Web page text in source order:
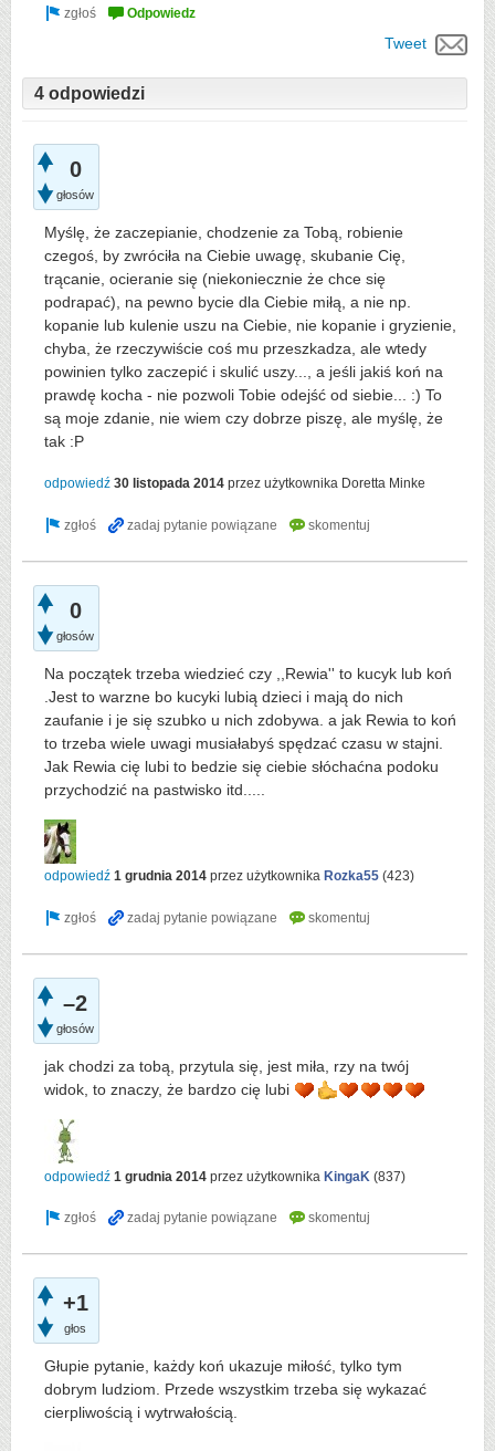
Tweet
4 odpowiedzi
0
głosów
Myślę, że zaczepianie, chodzenie za Tobą, robienie
czegoś, by zwróciła na Ciebie uwagę, skubanie Cię,
trącanie, ocieranie się (niekoniecznie że chce się
podrapać), na pewno bycie dla Ciebie miłą, a nie np.
kopanie lub kulenie uszu na Ciebie, nie kopanie i gryzienie,
chyba, że rzeczywiście coś mu przeszkadza, ale wtedy
powinien tylko zaczepić i skulić uszy..., a jeśli jakiś koń na
prawdę kocha - nie pozwoli Tobie odejść od siebie... :) To
są moje zdanie, nie wiem czy dobrze piszę, ale myślę, że
tak :P
odpowiedź 30 listopada 2014 przez użytkownika Doretta Minke
0
głosów
Na początek trzeba wiedzieć czy ,,Rewia'' to kucyk lub koń
.Jest to warzne bo kucyki lubią dzieci i mają do nich
zaufanie i je się szubko u nich zdobywa. a jak Rewia to koń
to trzeba wiele uwagi musiałabyś spędzać czasu w stajni.
Jak Rewia cię lubi to bedzie się ciebie słóchaćna podoku
przychodzić na pastwisko itd.....
odpowiedź 1 grudnia 2014 przez użytkownika Rozka55 (423)
–2
głosów
jak chodzi za tobą, przytula się, jest miła, rzy na twój
widok, to znaczy, że bardzo cię lubi
odpowiedź 1 grudnia 2014 przez użytkownika KingaK (837)
+1
głos
Głupie pytanie, każdy koń ukazuje miłość, tylko tym
dobrym ludziom. Przede wszystkim trzeba się wykazać
cierpliwością i wytrwałością.